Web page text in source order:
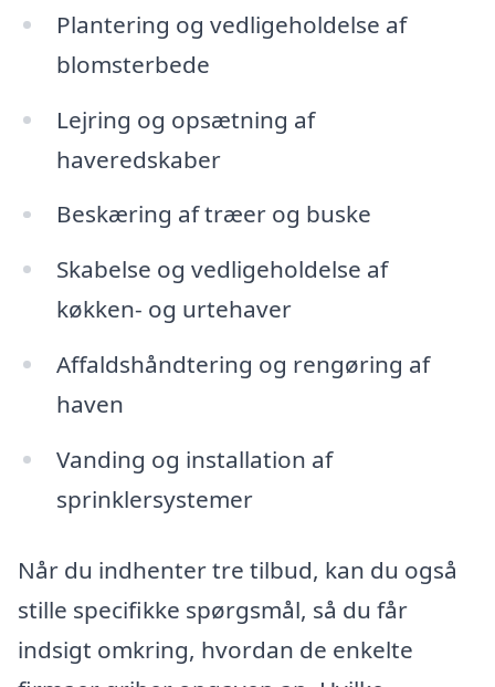
Plantering og vedligeholdelse af
blomsterbede
Lejring og opsætning af
haveredskaber
Beskæring af træer og buske
Skabelse og vedligeholdelse af
køkken- og urtehaver
Affaldshåndtering og rengøring af
haven
Vanding og installation af
sprinklersystemer
Når du indhenter tre tilbud, kan du også
stille specifikke spørgsmål, så du får
indsigt omkring, hvordan de enkelte